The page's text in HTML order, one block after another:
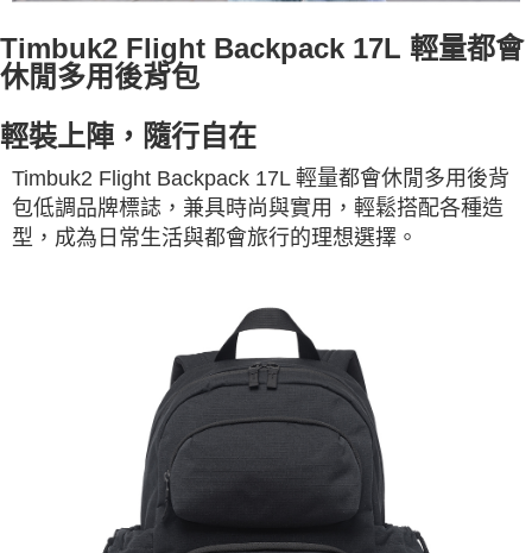
Timbuk2 Flight Backpack 17L 輕量都會
休閒多用後背包
輕裝上陣，隨行自在
Timbuk2 Flight Backpack 17L 輕量都會休閒多用後背
包低調品牌標誌，兼具時尚與實用，輕鬆搭配各種造
型，成為日常生活與都會旅行的理想選擇。